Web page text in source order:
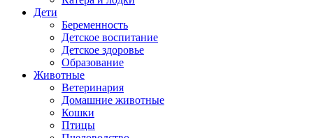
Дети
Беременность
Детское воспитание
Детское здоровье
Образование
Животные
Ветеринария
Домашние животные
Кошки
Птицы